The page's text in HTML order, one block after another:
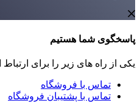
پاسخگوی شما هستیم
یکی از راه های زیر را برای ارتباط
تماس با فروشگاه
تماس با پشتیبان فروشگاه